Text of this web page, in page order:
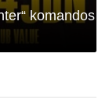
komandos